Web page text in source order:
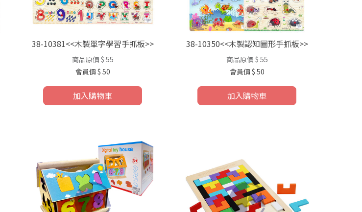
38-10381<<木製單字學習手抓板>>
商品原價 $ 55
會員價 $ 50
加入購物車
38-10350<<木製認知圖形手抓板>>
商品原價 $ 55
會員價 $ 50
加入購物車